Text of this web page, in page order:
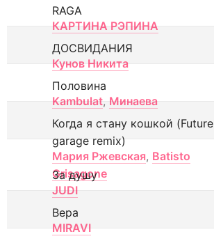
RAGA
КАРТИНА РЭПИНА
ДОСВИДАНИЯ
Кунов Никита
Половина
Kambulat, Минаева
Когда я стану кошкой (Future
garage remix)
Мария Ржевская, Batisto
Grisagone
За душу
JUDI
Вера
MIRAVI